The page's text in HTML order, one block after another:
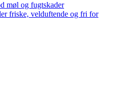
møl og fugtskader
friske, velduftende og fri for